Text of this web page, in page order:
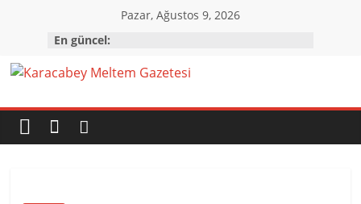
Pazar, Ağustos 9, 2026
En güncel:
Karacabey
Meltem